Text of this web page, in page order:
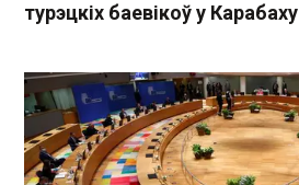
турэцкіх баевікоў у Карабаху